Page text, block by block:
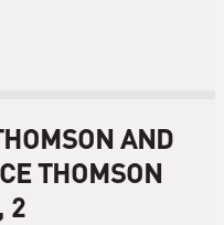
AND
THOMSON
2